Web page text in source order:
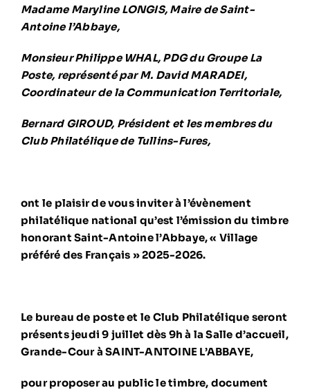
Madame Maryline LONGIS, Maire de Saint-
Antoine l’Abbaye,
Monsieur Philippe WHAL, PDG du Groupe La
Poste, représenté par M. David MARADEI,
Coordinateur de la Communication Territoriale,
Bernard GIROUD, Président et les membres du
Club Philatélique de Tullins-Fures,
ont le plaisir de vous inviter à l’évènement
philatélique national qu’est l’émission du timbre
honorant Saint-Antoine l’Abbaye, « Village
préféré des Français » 2025-2026.
Le bureau de poste et le Club Philatélique seront
présents jeudi 9 juillet dès 9h à la Salle d’accueil,
Grande-Cour à SAINT-ANTOINE L’ABBAYE,
pour proposer au public le timbre, document